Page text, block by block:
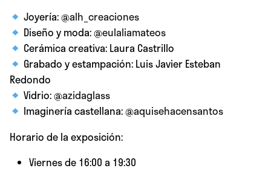
Joyería:@alh_creaciones
Diseño y moda:@eulaliamateos
Cerámica creativa: Laura Castrillo
Grabado y estampación: Luis Javier Esteban
Redondo
Vidrio:@azidaglass
Imaginería castellana:@aquisehacensantos
Horario de la exposición:
Viernes de 16:00 a 19:30